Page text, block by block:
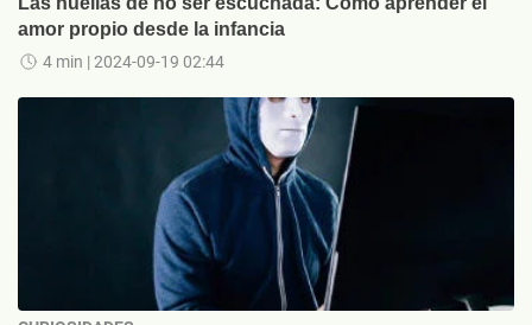
amor propio desde la infancia
4 min | 2024-09-19 02:44